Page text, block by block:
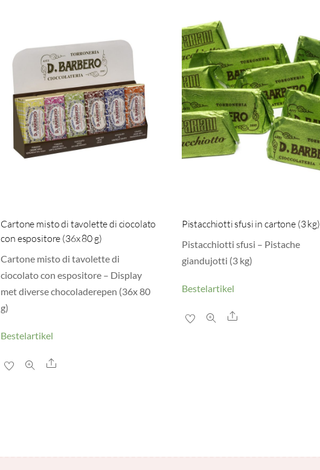
Cartone misto di tavolette di ciocolato
con espositore (36x 80 g)
Cartone misto di tavolette di
ciocolato con espositore – Display
met diverse chocoladerepen (36x 80
g)
Bestelartikel
Share
Pistacchiotti sfusi in cartone (3 kg)
Pistacchiotti sfusi – Pistache
giandujotti (3 kg)
Bestelartikel
Share